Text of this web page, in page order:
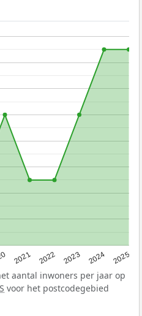
2021 2022 2023 2024 2025
aantal inwoners per jaar op
voor het postcodegebied